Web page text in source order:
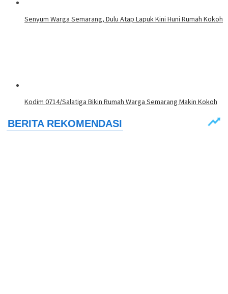
Senyum Warga Semarang, Dulu Atap Lapuk Kini Huni Rumah Kokoh
Kodim 0714/Salatiga Bikin Rumah Warga Semarang Makin Kokoh